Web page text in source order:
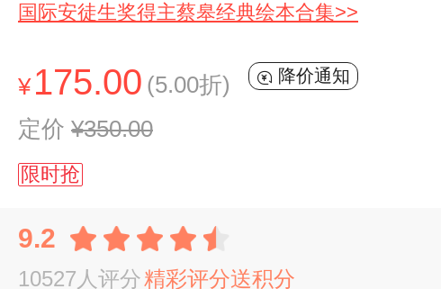
国际安徒生奖得主蔡皋经典绘本合集>>
¥ 175.00 (5.00折) 降价通知
定价 ¥350.00
限时抢
9.2
10527人评分精彩评分送积分